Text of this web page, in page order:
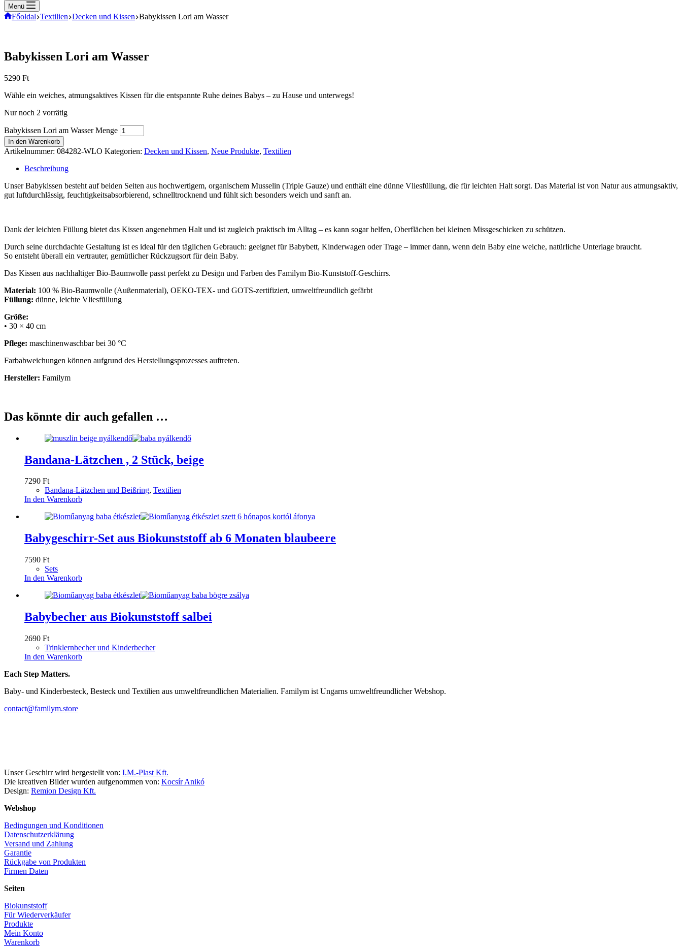
Menü
Főoldal Textilien Decken und Kissen Babykissen Lori am Wasser
Babykissen Lori am Wasser
5290 Ft
Wähle ein weiches, atmungsaktives Kissen für die entspannte Ruhe deines Babys – zu Hause und unterwegs!
Nur noch 2 vorrätig
Babykissen Lori am Wasser Menge
In den Warenkorb
Artikelnummer: 084282-WLO Kategorien: Decken und Kissen, Neue Produkte, Textilien
Beschreibung
Unser Babykissen besteht auf beiden Seiten aus hochwertigem, organischem Musselin (Triple Gauze) und enthält eine dünne Vliesfüllung, die für leichten Halt sorgt. Das Material ist von Natur aus atmungsaktiv,
gut luftdurchlässig, feuchtigkeitsabsorbierend, schnelltrocknend und fühlt sich besonders weich und sanft an.
Dank der leichten Füllung bietet das Kissen angenehmen Halt und ist zugleich praktisch im Alltag – es kann sogar helfen, Oberflächen bei kleinen Missgeschicken zu schützen.
Durch seine durchdachte Gestaltung ist es ideal für den täglichen Gebrauch: geeignet für Babybett, Kinderwagen oder Trage – immer dann, wenn dein Baby eine weiche, natürliche Unterlage braucht.
So entsteht überall ein vertrauter, gemütlicher Rückzugsort für dein Baby.
Das Kissen aus nachhaltiger Bio-Baumwolle passt perfekt zu Design und Farben des Familym Bio-Kunststoff-Geschirrs.
Material: 100 % Bio-Baumwolle (Außenmaterial), OEKO-TEX- und GOTS-zertifiziert, umweltfreundlich gefärbt
Füllung: dünne, leichte Vliesfüllung
Größe:
• 30 × 40 cm
Pflege: maschinenwaschbar bei 30 °C
Farbabweichungen können aufgrund des Herstellungsprozesses auftreten.
Hersteller: Familym
Das könnte dir auch gefallen …
Bandana-Lätzchen , 2 Stück, beige
7290 Ft
Bandana-Lätzchen und Beißring, Textilien
In den Warenkorb
Babygeschirr-Set aus Biokunststoff ab 6 Monaten blaubeere
7590 Ft
Sets
In den Warenkorb
Babybecher aus Biokunststoff salbei
2690 Ft
Trinklernbecher und Kinderbecher
In den Warenkorb
Each Step Matters.
Baby- und Kinderbesteck, Besteck und Textilien aus umweltfreundlichen Materialien. Familym ist Ungarns umweltfreundlicher Webshop.
contact@familym.store
Unser Geschirr wird hergestellt von: I.M.-Plast Kft.
Die kreativen Bilder wurden aufgenommen von: Kocsír Anikó
Design: Remion Design Kft.
Webshop
Bedingungen und Konditionen
Datenschutzerklärung
Versand und Zahlung
Garantie
Rückgabe von Produkten
Firmen Daten
Seiten
Biokunststoff
Für Wiederverkäufer
Produkte
Mein Konto
Warenkorb